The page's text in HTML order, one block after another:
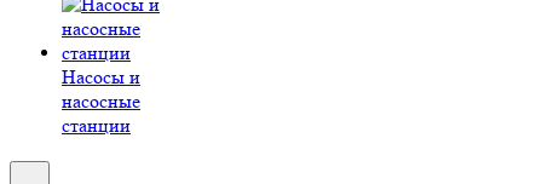
Насосы и
насосные
станции